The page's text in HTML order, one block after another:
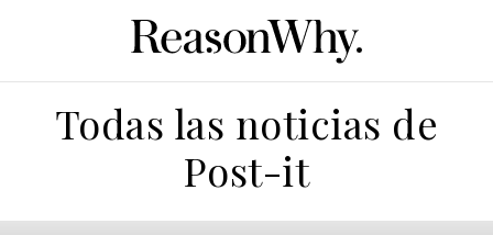
Todas las noticias de
Post-it